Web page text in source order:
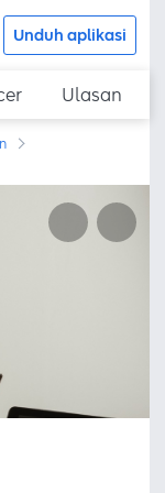
Unduh aplikasi
Ulasan